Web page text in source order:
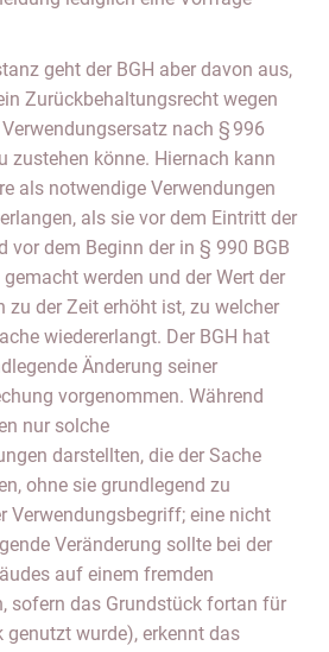
geht der BGH aber davon aus,
Zurückbehaltungsrecht wegen
nach § 996
zustehen könne. Hiernach kann
als notwendige Verwendungen
als sie vor dem Eintritt der
vor dem Beginn der in § 990 BGB
werden und der Wert der
zu der Zeit erhöht ist, zu welcher
wiedererlangt. Der BGH hat
Änderung seiner
vorgenommen. Während
nur solche
darstellten, die der Sache
ohne sie grundlegend zu
Verwendungsbegriff; eine nicht
Veränderung sollte bei der
auf einem fremden
sofern das Grundstück fortan für
genutzt wurde), erkennt das